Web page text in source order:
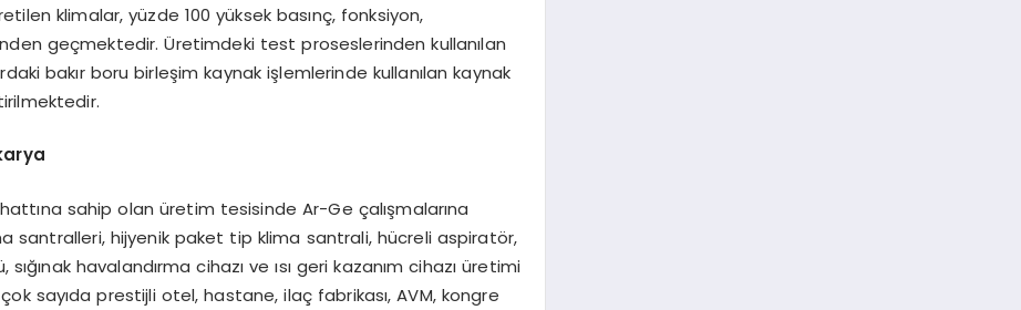
klimalar, yüzde 100 yüksek basınç, fonksiyon,
geçmektedir. Üretimdeki test proseslerinden kullanılan
bakır boru birleşim kaynak işlemlerinde kullanılan kaynak
sahip olan üretim tesisinde Ar-Ge çalışmalarına
santralleri, hijyenik paket tip klima santrali, hücreli aspiratör,
havalandırma cihazı ve ısı geri kazanım cihazı üretimi
sayıda prestijli otel, hastane, ilaç fabrikası, AVM, kongre